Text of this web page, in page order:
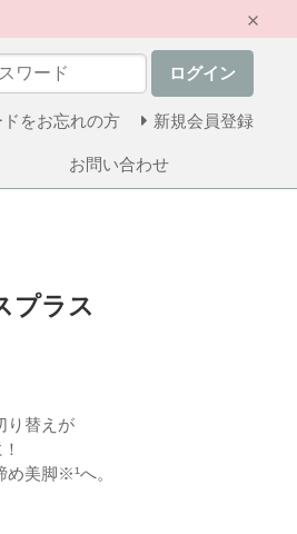
ログイン
をお忘れの方 新規会員登録
お問い合わせ
プラス
り替えが
美脚※¹へ。